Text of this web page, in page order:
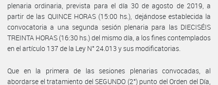
plenaria ordinaria, prevista para el día 30 de agosto de 2019, a
partir de las QUINCE HORAS (15:00 hs.), dejándose establecida la
convocatoria a una segunda sesión plenaria para las DIECISÉIS
TREINTA HORAS (16:30 hs.) del mismo día, a los fines contemplados
en el artículo 137 de la Ley N° 24.013 y sus modificatorias.
Que en la primera de las sesiones plenarias convocadas, al
abordarse el tratamiento del SEGUNDO (2°) punto del Orden del Día,